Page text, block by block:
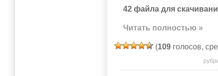
42 файла для
Читать полностью »
(109 голосов,